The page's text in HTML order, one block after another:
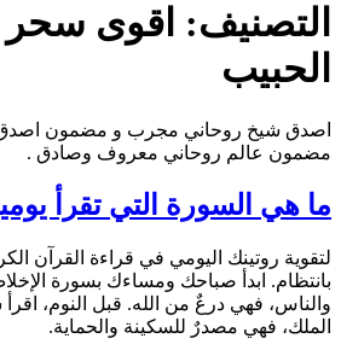
التصنيف: اقوى
الحبيب
اصدق شيخ روحاني مجرب و مضمون
مضمون عالم روحاني معروف وصادق .
ما هي السورة التي تقرأ
لتقوية روتينك اليومي في قراءة القرآن
بانتظام. ابدأ صباحك ومساءك بسورة
والناس، فهي درعٌ من الله. قبل النوم،
الملك، فهي مصدرٌ للسكينة والحماية.